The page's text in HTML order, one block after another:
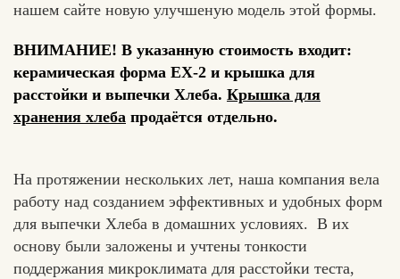
нашем сайте новую улучшеную модель этой формы.
ВНИМАНИЕ! В указанную стоимость входит:
керамическая форма ЕХ-2 и крышка для
расстойки и выпечки Хлеба. Крышка для
хранения хлеба продаётся отдельно.
На протяжении нескольких лет, наша компания вела
работу над созданием эффективных и удобных форм
для выпечки Хлеба в домашних условиях. В их
основу были заложены и учтены тонкости
поддержания микроклимата для расстойки теста,